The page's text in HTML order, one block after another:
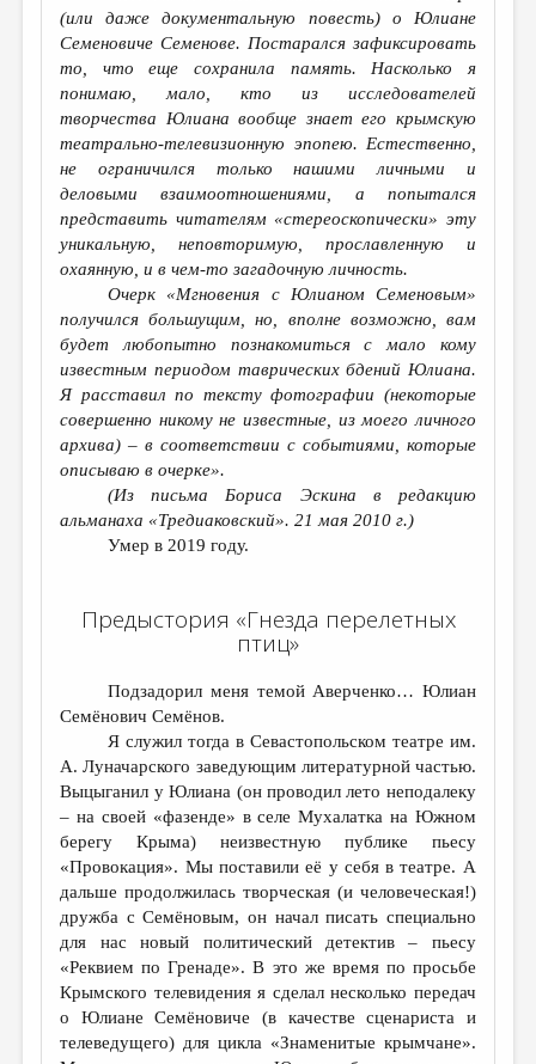
ОТ РЕДАКЦИИ
МАЛАЯ ПРОЗА
ЭССЕИСТИКА
ЛИТЕРАТУРОВЕДЕНИЕ
КУЛЬТУРОВЕДЕНИЕ
ПУБЛИЦИСТИКА
РЕЦЕНЗИРОВАНИЕ
ЦИКЛЫ ПУБЛИКАЦИЙ
ТРЕДИАКОВСКИЙ
МЕДИА
ВКОНТАКТЕ
(или даже документальную повесть) о Юлиане
Семеновиче Семенове. Постарался зафиксировать
то, что еще сохранила память. Насколько я
понимаю, мало, кто из исследователей
творчества Юлиана вообще знает его крымскую
театрально-телевизионную эпопею. Естественно,
не ограничился только нашими личными и
деловыми взаимоотношениями, а попытался
представить читателям «стереоскопически» эту
уникальную, неповторимую, прославленную и
охаянную, и в чем-то загадочную личность.
Очерк «Мгновения с Юлианом Семеновым»
получился большущим, но, вполне возможно, вам
будет любопытно познакомиться с мало кому
известным периодом таврических бдений Юлиана.
Я расставил по тексту фотографии (некоторые
совершенно никому не известные, из моего личного
архива) – в соответствии с событиями, которые
описываю в очерке».
(Из письма Бориса Эскина в редакцию
альманаха «Тредиаковский». 21 мая 2010 г.)
Умер в 2019 году.
Предыстория «Гнезда перелетных
птиц»
Подзадорил меня темой Аверченко… Юлиан
Семёнович Семёнов.
Я служил тогда в Севастопольском театре им.
А. Луначарского заведующим литературной частью.
Выцыганил у Юлиана (он проводил лето неподалеку
– на своей «фазенде» в селе Мухалатка на Южном
берегу Крыма) неизвестную публике пьесу
«Провокация». Мы поставили её у себя в театре. А
дальше продолжилась творческая (и человеческая!)
дружба с Семёновым, он начал писать специально
для нас новый политический детектив – пьесу
«Реквием по Гренаде». В это же время по просьбе
Крымского телевидения я сделал несколько передач
о Юлиане Семёновиче (в качестве сценариста и
телеведущего) для цикла «Знаменитые крымчане».